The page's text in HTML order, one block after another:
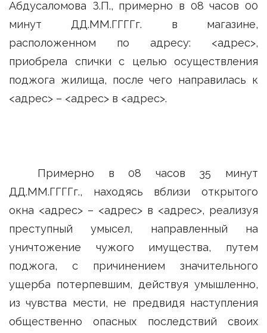
Абдусаломова З.П., примерно в 08 часов 00
минут ДД.ММ.ГГГГг. в магазине,
расположенном по адресу: <адрес>,
приобрела спички с целью осуществления
поджога жилища, после чего направилась к
<адрес> – <адрес> в <адрес>.
Примерно в 08 часов 35 минут
ДД.ММ.ГГГГг., находясь вблизи открытого
окна <адрес> – <адрес> в <адрес>, реализуя
преступный умысел, направленный на
уничтожение чужого имущества, путем
поджога, с причинением значительного
ущерба потерпевшим, действуя умышленно,
из чувства мести, не предвидя наступления
общественно опасных последствий своих